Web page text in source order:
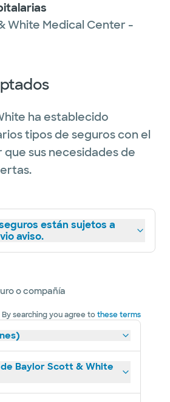
White Medical Center -
ha establecido
tipos de seguros con el
sus necesidades de
están sujetos a
aviso.
o compañía
By searching you agree tothese terms
de Baylor Scott & White